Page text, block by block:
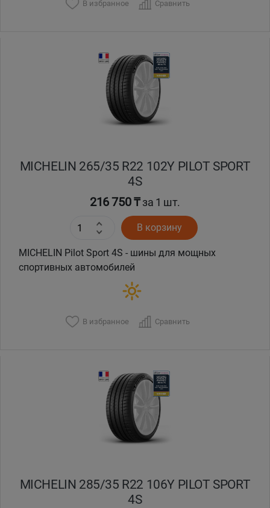
В избранное Сравнить
MICHELIN 265/35 R22 102Y PILOT SPORT
4S
216 750 ₸за 1 шт.
В корзину
MICHELIN Pilot Sport 4S - шины для мощных
спортивных автомобилей
В избранное Сравнить
MICHELIN 285/35 R22 106Y PILOT SPORT
4S